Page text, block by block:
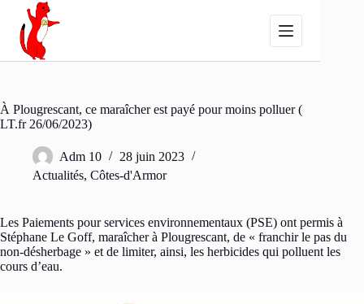
Passer
contenu
À Plougrescant, ce maraîcher est payé pour moins polluer (
LT.fr 26/06/2023)
Adm 10
28 juin 2023
Actualités, Côtes-d'Armor
Les Paiements pour services environnementaux (PSE) ont permis à
Stéphane Le Goff, maraîcher à Plougrescant, de « franchir le pas du
non-désherbage » et de limiter, ainsi, les herbicides qui polluent les
cours d’eau.